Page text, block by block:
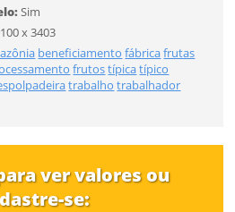
Sim
x 3403
beneficiamento fábricafrutas
frutostípicatípico
trabalho trabalhador
ver valores ou
se:
sobre a Pulsar Imagens
Termos de Uso do site
uma conta?